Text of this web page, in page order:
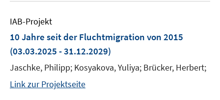
IAB-Projekt
10 Jahre seit der Fluchtmigration von 2015
(03.03.2025 - 31.12.2029)
Jaschke, Philipp; Kosyakova, Yuliya; Brücker, Herbert;
Link zur Projektseite